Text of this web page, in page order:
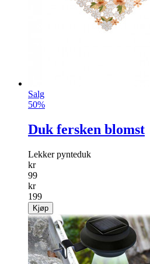
Salg
50%
Duk fersken blomst
Lekker pynteduk
kr
99
kr
199
Kjøp